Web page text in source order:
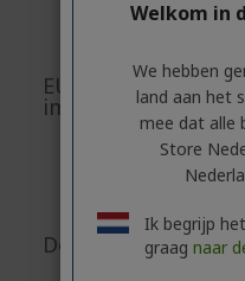
EU-
importeur
Document-/
Welkom in
We hebben
land aan het
mee dat alle
Store
Ik begrijp
graag naar